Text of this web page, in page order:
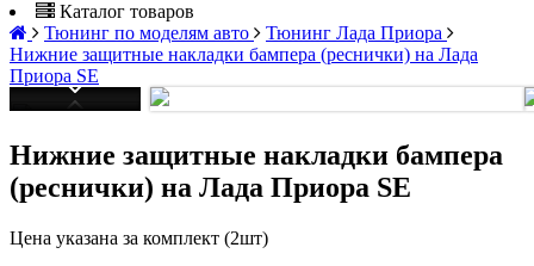
Каталог товаров
Тюнинг по моделям авто
Тюнинг Лада Приора
Нижние защитные накладки бампера (реснички) на Лада
Приора SE
Нижние защитные накладки бампера
(реснички) на Лада Приора SE
Цена указана за комплект (2шт)